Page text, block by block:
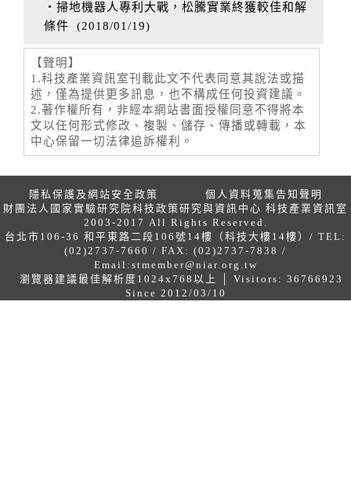
‧掃地機器人專利大戰，松騰實業終獲較佳和解
條件 (2018/01/19)
【聲明】
1.科技產業資訊室刊載此文不代表同意其說法或描
述，僅為提供更多訊息，也不構成任何投資建議。
2.著作權所有，非經本網站書面授權同意不得將本
文以任何形式修改、複製、儲存、傳播或轉載，本
中心保留一切法律追訴權利。
隱私保護及網站安全政策
個人資料蒐集告知聲明
財團法人國家實驗研究院科技政策研究與資訊中心 科技產業資訊室
2003-2017 All Rights Reserved.
台北市106-36 和平東路二段106號14樓（科技大樓14樓）/ TEL:
(02)2737-7660 / FAX: (02)2737-7838 /
Email: stmember@niar.org.tw
瀏覽器建議最佳解析度1024x768以上 │ Visitors: 36766923
Since 2012/03/10